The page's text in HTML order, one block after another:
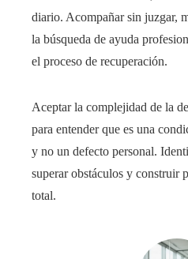
diario. Acompañar sin juzgar,
la búsqueda de ayuda
el proceso de recuperación.
Aceptar la complejidad de la
para entender que es una
y no un defecto personal.
superar obstáculos y construir
total.